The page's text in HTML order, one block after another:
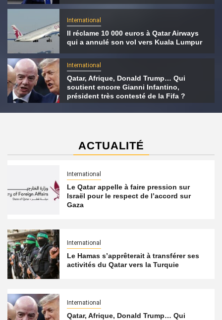
International
Il réclame 10 000 euros à Qatar Airways
qui a annulé son vol vers Kuala Lumpur
International
Qatar, Afrique, Donald Trump… Qui
soutient encore Gianni Infantino,
président très contesté de la Fifa ?
ACTUALITÉ
International
Le Qatar appelle à faire pression sur
Israël pour le respect de l’accord sur
Gaza
International
Le Hamas s’apprêterait à transférer ses
activités du Qatar vers la Turquie
International
Qatar, Afrique, Donald Trump… Qui